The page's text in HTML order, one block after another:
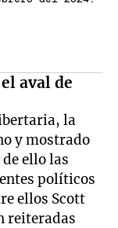
aval de
la
y mostrado
ello las
políticos
ellos Scott
reiteradas